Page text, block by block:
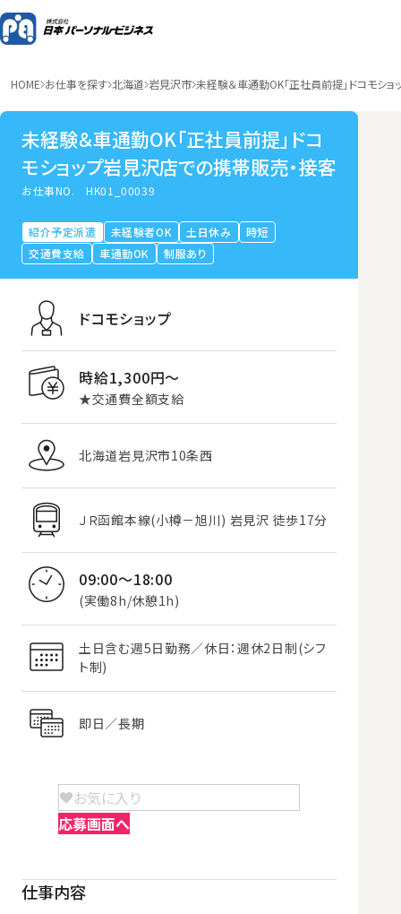
HOME お仕事を探す 北海道 岩見沢市 未経験＆車通勤OK「正社員前提」ドコモシ
未経験＆車通勤OK「正社員前提」ドコ
モショップ岩見沢店での携帯販売・接客
お仕事NO.HK01_00039
紹介予定派遣 未経験者OK 土日休み
時短
交通費支給
車通勤OK 制服あり
ドコモショップ
時給1,300円〜
★交通費全額支給
北海道岩見沢市10条西
ＪＲ函館本線(小樽－旭川) 岩見沢 徒歩17分
09:00～18:00
(実働8h/休憩1h)
土日含む週5日勤務／休日：週休2日制(シフ
ト制)
即日／長期
お気に入り
応募画面へ
仕事内容